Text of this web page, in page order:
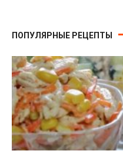
ПОПУЛЯРНЫЕ РЕЦЕПТЫ